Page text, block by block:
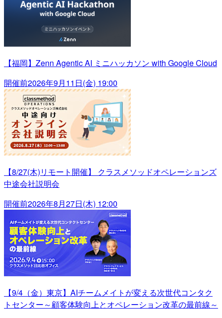
【福岡】Zenn Agentic AI ミニハッカソン with Google Cloud
開催前2026年9月11日(金) 19:00
【8/27(木)リモート開催】 クラスメソッドオペレーションズ
中途会社説明会
開催前2026年8月27日(木) 12:00
【9/4（金）東京】AIチームメイトが変える次世代コンタク
トセンター～顧客体験向上とオペレーション改革の最前線～